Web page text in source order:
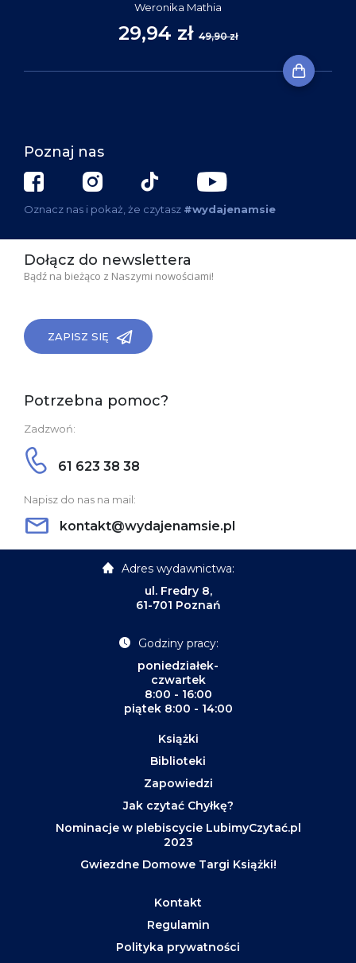
Weronika Mathia
29,94 zł 49,90 zł
Poznaj nas
Oznacz nas i pokaż, że czytasz #wydajenamsie
Dołącz do newslettera
Bądź na bieżąco z Naszymi nowościami!
ZAPISZ SIĘ
Potrzebna pomoc?
Zadzwoń:
61 623 38 38
Napisz do nas na mail:
kontakt@wydajenamsie.pl
Adres wydawnictwa:
ul. Fredry 8,
61-701 Poznań
Godziny pracy:
poniedziałek-
czwartek
8:00 - 16:00
piątek 8:00 - 14:00
Książki
Biblioteki
Zapowiedzi
Jak czytać Chyłkę?
Nominacje w plebiscycie LubimyCzytać.pl
2023
Gwiezdne Domowe Targi Książki!
Kontakt
Regulamin
Polityka prywatności